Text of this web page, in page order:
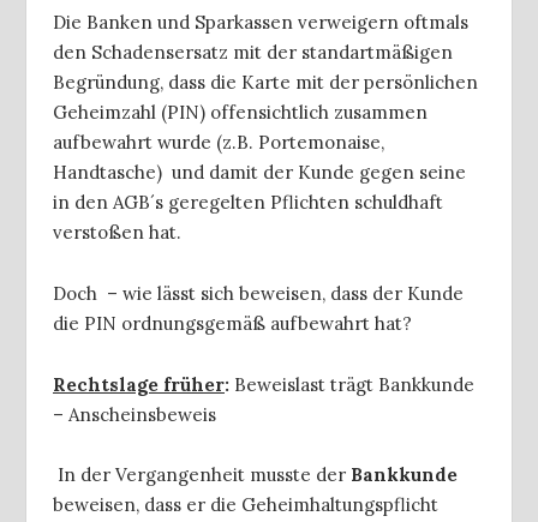
Die Banken und Sparkassen verweigern oftmals
den Schadensersatz mit der standartmäßigen
Begründung, dass die Karte mit der persönlichen
Geheimzahl (PIN) offensichtlich zusammen
aufbewahrt wurde (z.B. Portemonaise,
Handtasche) und damit der Kunde gegen seine
in den AGB´s geregelten Pflichten schuldhaft
verstoßen hat.
Doch – wie lässt sich beweisen, dass der Kunde
die PIN ordnungsgemäß aufbewahrt hat?
Rechtslage früher: Beweislast trägt Bankkunde
– Anscheinsbeweis
In der Vergangenheit musste der Bankkunde
beweisen, dass er die Geheimhaltungspflicht